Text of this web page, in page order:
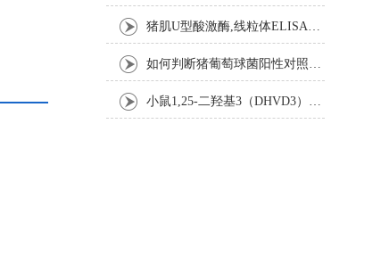
猪肌U型酸激酶,线粒体ELISA试剂盒注意事项
如何判断猪葡萄球菌阳性对照是否失效
小鼠1,25-二羟基3（DHVD3）elisa试剂盒操作步骤